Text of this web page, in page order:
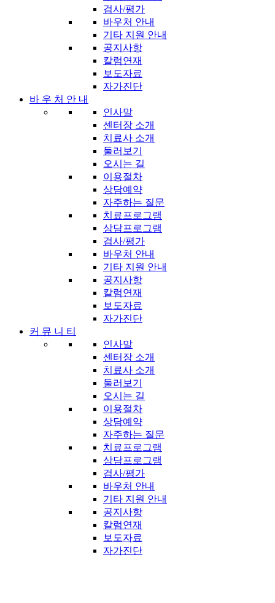
검사/평가
바우처 안내
기타 지원 안내
공지사항
칼럼연재
보도자료
자가진단
바 우 처 안 내
인사말
센터장 소개
치료사 소개
둘러보기
오시는 길
이용절차
상담예약
자주하는 질문
치료프로그램
상담프로그램
검사/평가
바우처 안내
기타 지원 안내
공지사항
칼럼연재
보도자료
자가진단
커 뮤 니 티
인사말
센터장 소개
치료사 소개
둘러보기
오시는 길
이용절차
상담예약
자주하는 질문
치료프로그램
상담프로그램
검사/평가
바우처 안내
기타 지원 안내
공지사항
칼럼연재
보도자료
자가진단